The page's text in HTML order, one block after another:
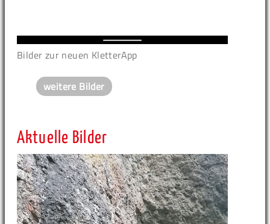
Bilder zur neuen KletterApp
weitere Bilder
Aktuelle Bilder